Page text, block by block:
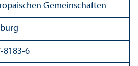
Gemeinschaften
8183-6